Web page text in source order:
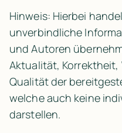
Hinweis: Hierbei
unverbindliche
und Autoren
Aktualität,
Qualität der
welche auch keine
darstellen.